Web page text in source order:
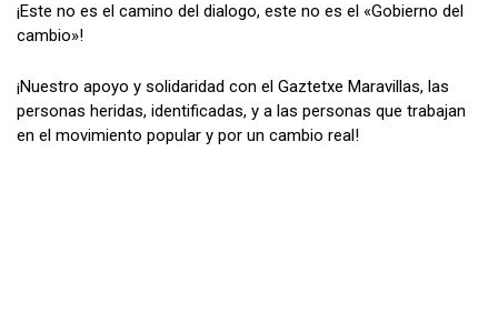
¡Este no es el camino del dialogo, este no es el «Gobierno del
cambio»!
¡Nuestro apoyo y solidaridad con el Gaztetxe Maravillas, las
personas heridas, identificadas, y a las personas que trabajan
en el movimiento popular y por un cambio real!